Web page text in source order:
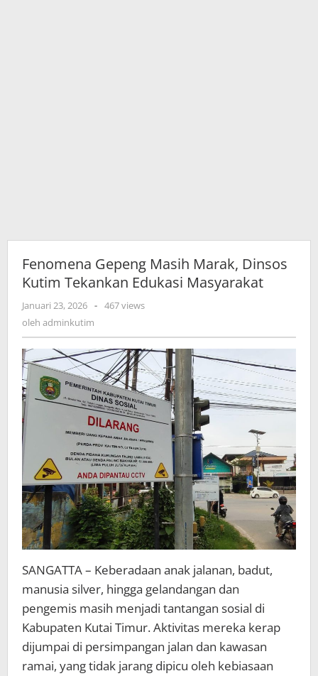
Fenomena Gepeng Masih Marak, Dinsos
Kutim Tekankan Edukasi Masyarakat
Januari 23, 2026 oleh
- 467 views
oleh adminkutim
SANGATTA – Keberadaan anak jalanan, badut,
manusia silver, hingga gelandangan dan
pengemis masih menjadi tantangan sosial di
Kabupaten Kutai Timur. Aktivitas mereka kerap
dijumpai di persimpangan jalan dan kawasan
ramai, yang tidak jarang dipicu oleh kebiasaan